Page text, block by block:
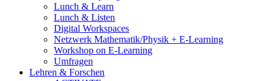
Lunch & Learn
Lunch & Listen
Digital Workspaces
Netzwerk Mathematik/Physik + E-Learning
Workshop on E-Learning
Umfragen
Lehren & Forschen